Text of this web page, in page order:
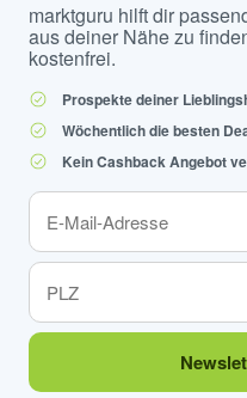
marktguru hilft dir
aus deiner Nähe zu
kostenfrei.
Prospekte deiner
Wöchentlich die besten
Kein Cashback Angebot